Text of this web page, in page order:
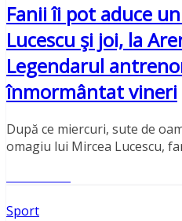
Fanii îi pot aduce
Lucescu şi joi, la
Legendarul
înmormântat vineri
După ce miercuri, sute de
omagiu lui Mircea Lucescu,
Sport